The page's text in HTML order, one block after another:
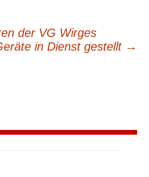
der VG Wirges
in Dienst gestellt →